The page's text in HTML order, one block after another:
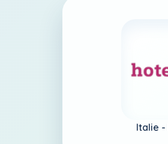
Italie -